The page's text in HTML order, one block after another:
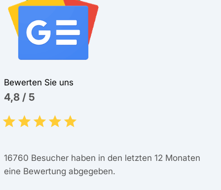
Bewerten Sie uns
4,8 / 5
16760 Besucher haben in den letzten 12 Monaten
eine Bewertung abgegeben.